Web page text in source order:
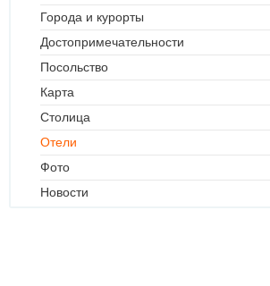
Города и курорты
Достопримечательности
Посольство
Карта
Столица
Отели
Фото
Новости